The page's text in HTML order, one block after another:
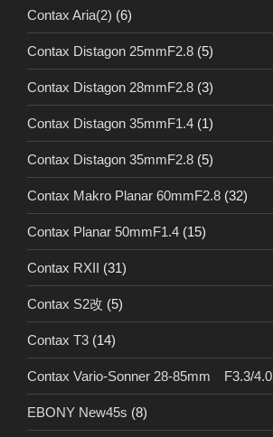
Contax Aria(2) (6)
Contax Distagon 25mmF2.8 (5)
Contax Distagon 28mmF2.8 (3)
Contax Distagon 35mmF1.4 (1)
Contax Distagon 35mmF2.8 (5)
Contax Makro Planar 60mmF2.8 (32)
Contax Planar 50mmF1.4 (15)
Contax RXII (31)
Contax S2改 (5)
Contax T3 (14)
Contax Vario-Sonner 28-85mm F3.3/4.0
EBONY New45s (8)